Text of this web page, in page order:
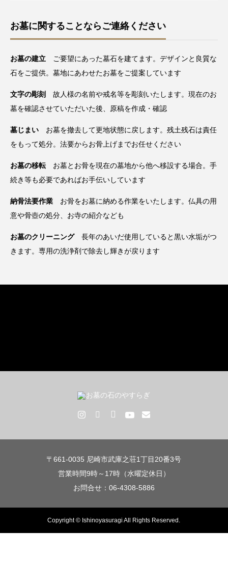
お墓に関することならご連絡ください
お墓の建立 ご要望にあった墓石を建てます。デザインと良質な
石をご提供。墓地にあわせたお墓をご提案しています
文字の彫刻
故人様の名前や戒名等を彫刻いたします。現在のお
墓を確認させていただいた後、原稿を作成・確認
墓じまい お墓を撤去して更地状態に戻します。残土残石は責任
をもって処分。法要からお骨上げまでお任せください
お墓の移転お墓とお骨を現在の墓地から他へ移設する場合。手
続き等も必要であればお手伝いしています
納骨法要作業 お骨をお墓に納める作業をいたします。仏具の用
意や骨壺の処分、お寺の紹介なども
お墓のクリーニング長年のあいだ使用していると黒い水垢がつ
きます。専用の洗浄剤で除去し輝きが戻ります
〒661-0035 尼崎市武庫之荘1丁目20番3号
営業時間9時～17時（水曜定休日）
お問合せ：06-4308-5886
Copyright © Ishinoyasuragi All Rights Reserved.